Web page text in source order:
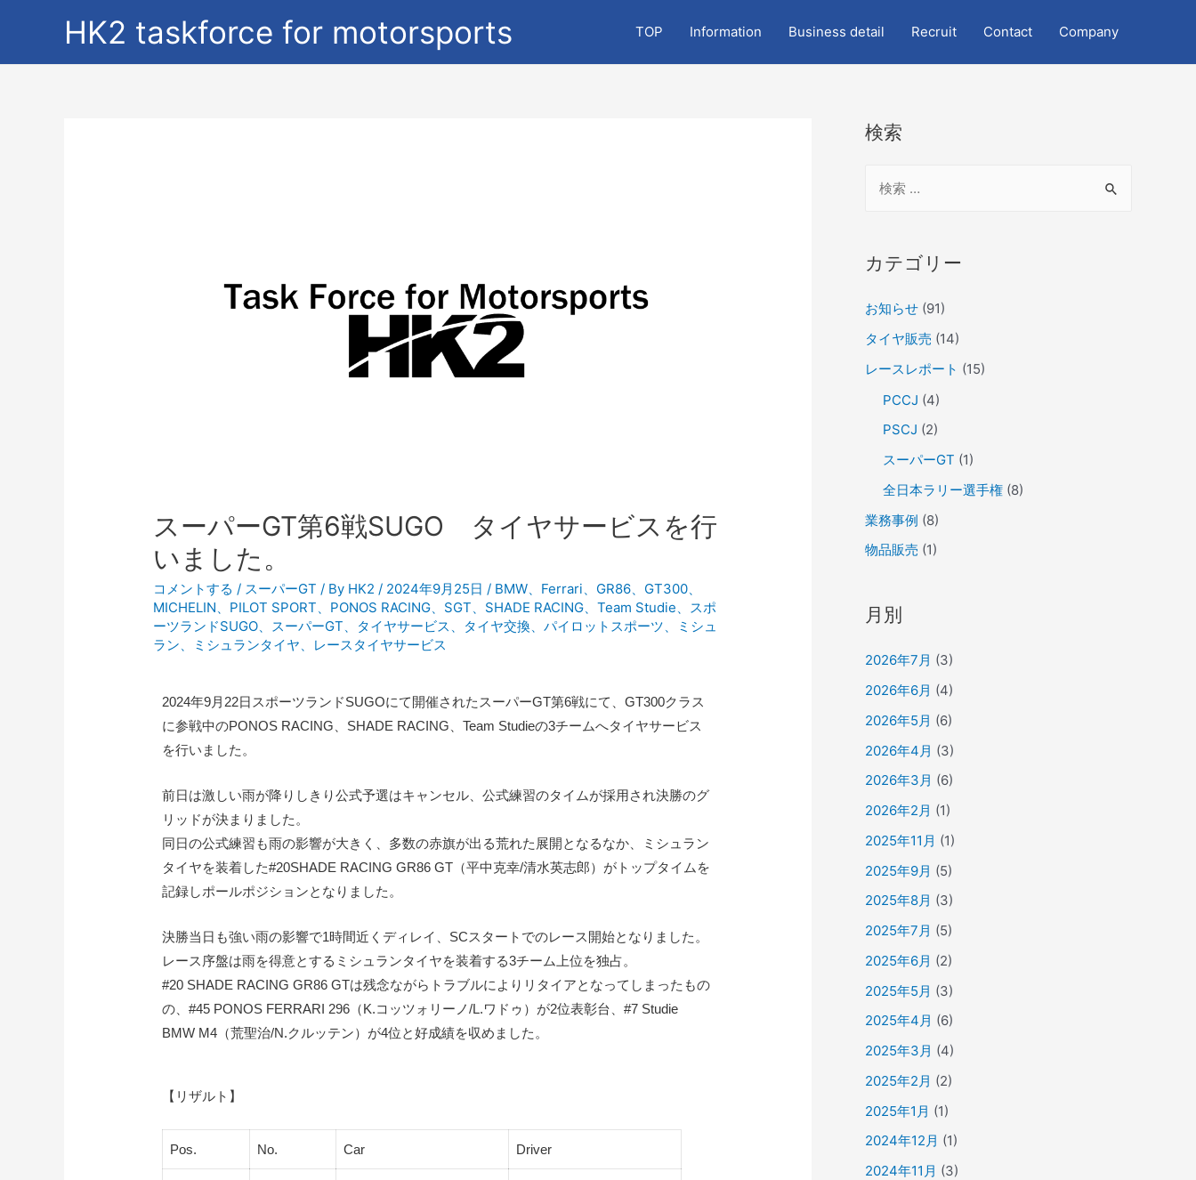
HK2 taskforce for motorsports TOP Information Business detail Recruit Contact Company
スーパーGT第6戦SUGO タイヤサービスを行
いました。
コメントする / スーパーGT / By HK2 / 2024年9月25日 / BMW、 Ferrari、 GR86、 GT300、
MICHELIN、 PILOT SPORT、 PONOS RACING、 SGT、 SHADE RACING、Team Studie、 スポ
ーツランドSUGO、 スーパーGT、 タイヤサービス 、 タイヤ交換、パイロットスポーツ、
ミシュ
ラン、 ミシュランタイヤ、 レースタイヤサービス
2024年9月22日スポーツランドSUGOにて開催されたスーパーGT第6戦にて、GT300クラス
に参戦中のPONOS RACING、SHADE RACING、Team Studieの3チームへタイヤサービス
を行いました。
前日は激しい雨が降りしきり公式予選はキャンセル、公式練習のタイムが採用され決勝のグ
リッドが決まりました。
同日の公式練習も雨の影響が大きく、多数の赤旗が出る荒れた展開となるなか、ミシュラン
タイヤを装着した#20SHADE RACING GR86 GT（平中克幸/清水英志郎）がトップタイムを
記録しポールポジションとなりました。
決勝当日も強い雨の影響で1時間近くディレイ、SCスタートでのレース開始となりました。
レース序盤は雨を得意とするミシュランタイヤを装着する3チーム上位を独占。
#20 SHADE RACING GR86 GTは残念ながらトラブルによりリタイアとなってしまったもの
の、#45 PONOS FERRARI 296（K.コッツォリーノ/L.ワドゥ）が2位表彰台、#7 Studie
BMW M4（荒聖治/N.クルッテン）が4位と好成績を収めました。
【リザルト】
Pos. No. Car Driver
検索
カテゴリー
お知らせ (91)
タイヤ販売 (14)
レースレポート (15)
PCCJ (4)
PSCJ (2)
スーパーGT (1)
全日本ラリー選手権 (8)
業務事例 (8)
物品販売 (1)
月別
2026年7月 (3)
2026年6月 (4)
2026年5月 (6)
2026年4月 (3)
2026年3月 (6)
2026年2月 (1)
2025年11月 (1)
2025年9月 (5)
2025年8月 (3)
2025年7月 (5)
2025年6月 (2)
2025年5月 (3)
2025年4月 (6)
2025年3月 (4)
2025年2月 (2)
2025年1月 (1)
2024年12月 (1)
2024年11月 (3)